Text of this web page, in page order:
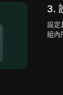
3.
設定
組內